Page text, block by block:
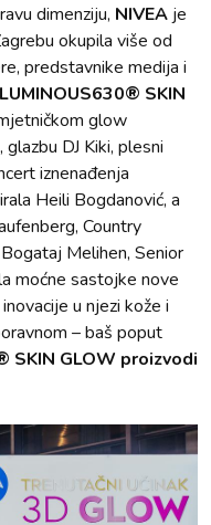
dimenziju, NIVEA je
okupila više od
predstavnike medija i
SKIN
glow
DJ Kiki, plesni
iznenađenja
Heili Bogdanović, a
Country
Melihen, Senior
moćne sastojke nove
u njezi kože i
– baš poput
SKIN GLOW proizvodi